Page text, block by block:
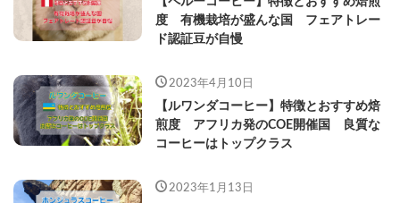
度 有機栽培が盛んな国 フェアトレー
ド認証豆が自慢
2023年4月10日
【ルワンダコーヒー】特徴とおすすめ焙
煎度 アフリカ発のCOE開催国 良質な
コーヒーはトップクラス
2023年1月13日